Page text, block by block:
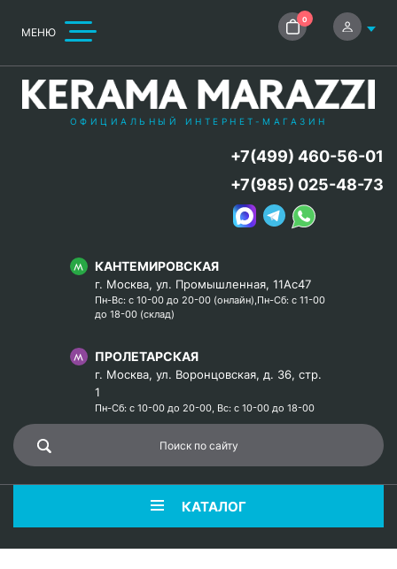
МЕНЮ
0
ОФИЦИАЛЬНЫЙ ИНТЕРНЕТ-МАГАЗИН
КАНТЕМИРОВСКАЯ
г. Москва, ул. Промышленная, 11Ас47
Пн-Вс: с 10-00 до 20-00 (онлайн),Пн-Сб: с 11-00
до 18-00 (склад)
ПРОЛЕТАРСКАЯ
г. Москва, ул. Воронцовская, д. 36, стр.
1
Пн-Сб: с 10-00 до 20-00, Вс: с 10-00 до 18-00
+7(499) 460-56-01
+7(985) 025-48-73
КАТАЛОГ